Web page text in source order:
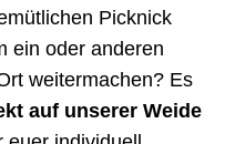
Picknick
ein oder anderen
weitermachen? Es
auf unserer Weide